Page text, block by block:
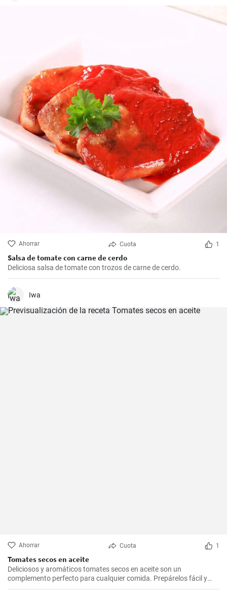
Ahorrar Cuota 1
Salsa de tomate con carne de cerdo
Deliciosa salsa de tomate con trozos de carne de cerdo.
Iwa
Ahorrar Cuota 1
Tomates secos en aceite
Deliciosos y aromáticos tomates secos en aceite son un
complemento perfecto para cualquier comida. Prepárelos fácil y
rápidamente en casa.